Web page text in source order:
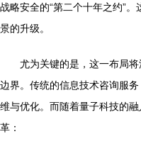
战略安全的“第二个十年之约”
景的升级。
尤为关键的是，这一布局
边界。传统的信息技术咨询服
维与优化。而随着量子科技的
革：